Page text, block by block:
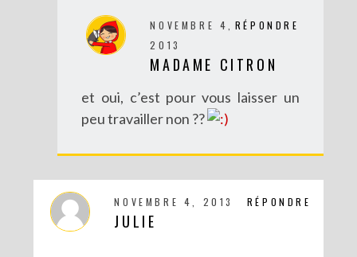
RÉPONDRE
NOVEMBRE 4,
2013
MADAME CITRON
et oui, c’est pour vous laisser un
peu travailler non ??
RÉPONDRE
NOVEMBRE 4, 2013
JULIE